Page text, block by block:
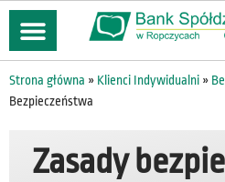
treści
Strona główna » Klienci Indywidualni »
Bezpieczeństwa
Zasady